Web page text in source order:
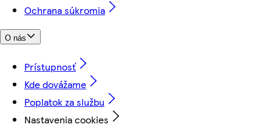
Ochrana súkromia
O nás
Prístupnosť
Kde dovážame
Poplatok za službu
Nastavenia cookies